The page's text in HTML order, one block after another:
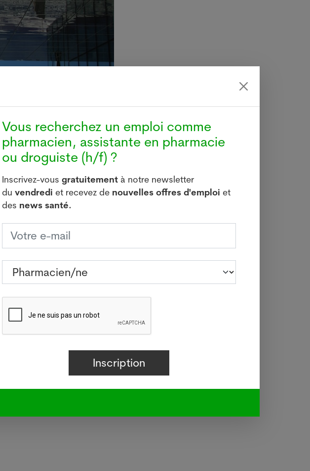
de vie, à savoir les
relève l'Université de
courte durée, un "impact
des taux de glucose
avec moins de
leur taux de sucre.
régime lumineux. "Les
influencés par la lumière
dans le communiqué.
étape consistera
métabolique dans des
Vous recherchez un emploi comme
pharmacien, assistante en pharmacie
ou droguiste (h/f) ?
Inscrivez-vous gratuitement à notre newsletter
du vendredi et recevez de nouvelles offres d'emploi et
des news santé.